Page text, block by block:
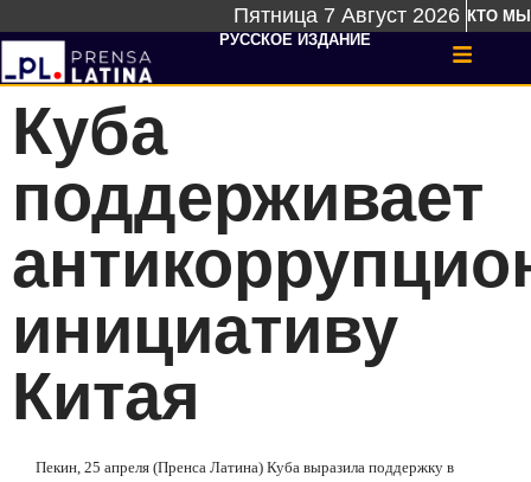
Пятница 7 Август 2026 КТО МЫ
РУССКОЕ ИЗДАНИЕ
Куба
поддерживает
инициативу
Китая
Пекин, 25 апреля (Пренса Латина) Куба выразила поддержку в